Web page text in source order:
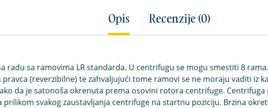
Opis Recenzije (0)
radu sa ramovima LR standarda. U centrifugu se mogu smestiti 8
(reverzibilne) te zahvaljujući tome ramovi se ne moraju vaditi iz
da je satonoša okrenuta prema osovini rotora centrifuge.
svakog zaustavljanja centrifuge na startnu poziciju. Brzina